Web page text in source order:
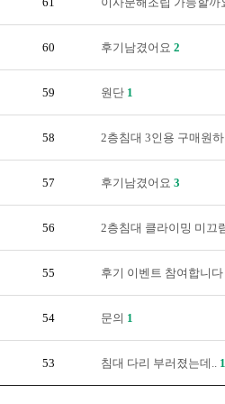
60 후기남겼어요 2
59 원단 1
58 2층침대 3인용 구매원
57 후기남겼어요 3
56 2층침대 클라이밍 미끄
55 후기 이벤트 참여합니다
54 문의 1
53 침대 다리 부러졌는데.. 1